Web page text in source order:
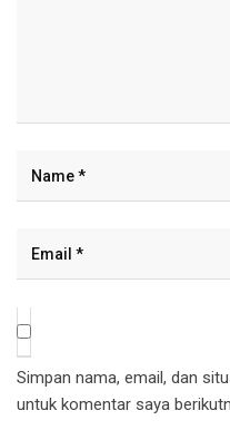
Simpan nama, email, dan
untuk komentar saya